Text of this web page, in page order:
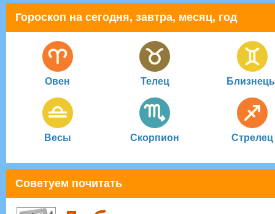
Гороскоп на сегодня, завтра, месяц, год
Овен Телец
Весы Скорпион Стрелец
Советуем почитать